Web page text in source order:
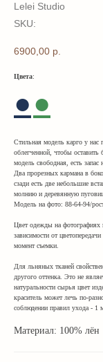
Lelei Studio
SKU:
6900,00 р.
Цвета:
●●
Стильная модель карго у нас
облегченной, чтобы
модель свободная, есть
Два прорезных кармана в
сзади есть две небольшие
молнию и деревянную
Модель на фото: 88-64-94/
Цвет одежды на фотографиях
зависимости от
момент съемки.
Для льняных тканей
другого оттенка. Это не
натуральности сырья цвет
краситель может лечь по-
соблюдении правил ухода - 1
Материал: 100% лён